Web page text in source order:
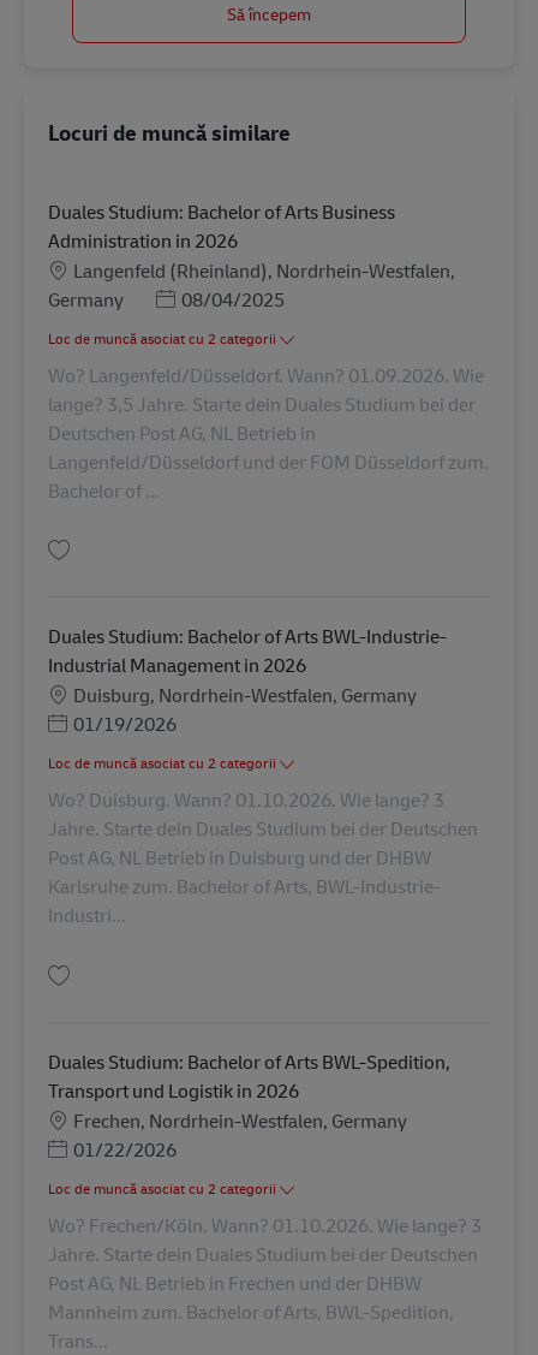
Să începem
Locuri de muncă similare
Duales Studium: Bachelor of Arts Business
Administration in 2026
Locație
Langenfeld (Rheinland), Nordrhein-Westfalen,
Germany
Posted Date
08/04/2025
Loc de muncă asociat cu 2 categorii
Wo? Langenfeld/Düsseldorf. Wann? 01.09.2026. Wie
lange? 3,5 Jahre. Starte dein Duales Studium bei der
Deutschen Post AG, NL Betrieb in
Langenfeld/Düsseldorf und der FOM Düsseldorf zum.
Bachelor of ...
Duales Studium: Bachelor of Arts BWL-Industrie-
Industrial Management in 2026
Locație
Duisburg, Nordrhein-Westfalen, Germany
Posted Date
01/19/2026
Loc de muncă asociat cu 2 categorii
Wo? Duisburg. Wann? 01.10.2026. Wie lange? 3
Jahre. Starte dein Duales Studium bei der Deutschen
Post AG, NL Betrieb in Duisburg und der DHBW
Karlsruhe zum. Bachelor of Arts, BWL-Industrie-
Industri...
Duales Studium: Bachelor of Arts BWL-Spedition,
Transport und Logistik in 2026
Locație
Frechen, Nordrhein-Westfalen, Germany
Posted Date
01/22/2026
Loc de muncă asociat cu 2 categorii
Wo? Frechen/Köln. Wann? 01.10.2026. Wie lange? 3
Jahre. Starte dein Duales Studium bei der Deutschen
Post AG, NL Betrieb in Frechen und der DHBW
Mannheim zum. Bachelor of Arts, BWL-Spedition,
Trans...